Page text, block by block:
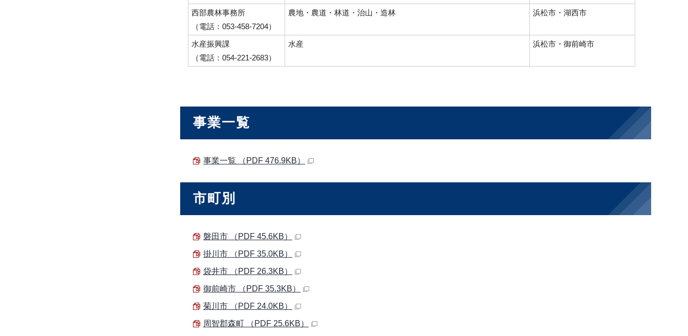
西部農林事務所
（電話：053-458-7204）
農地・農道・林道・治山・造林 浜松市・湖西市
水産振興課
（電話：054-221-2683）
水産 浜松市・御前崎市
事業一覧
事業一覧 （PDF 476.9KB）
市町別
磐田市 （PDF 45.6KB）
掛川市 （PDF 35.0KB）
袋井市 （PDF 26.3KB）
御前崎市 （PDF 35.3KB）
菊川市 （PDF 24.0KB）
周智郡森町 （PDF 25.6KB）